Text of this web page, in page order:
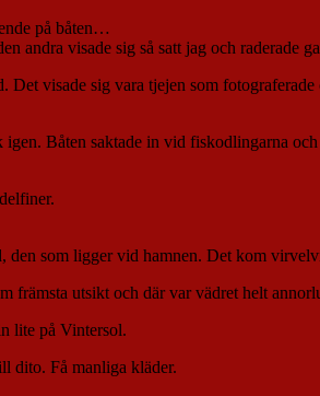
på båten…
andra visade sig så satt jag och raderade
visade sig vara tjejen som
Båten saktade in vid fiskodlingarna
den som ligger vid hamnen. Det kom
främsta utsikt och där var vädret helt
lite på Vintersol.
dito. Få manliga kläder.